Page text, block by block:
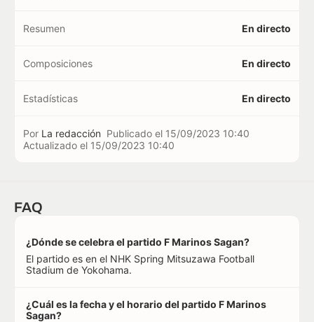
Resumen En directo
Composiciones En directo
Estadísticas En directo
Por La redacción Publicado el 15/09/2023 10:40
Actualizado el 15/09/2023 10:40
FAQ
¿Dónde se celebra el partido F Marinos Sagan?
El partido es en el NHK Spring Mitsuzawa Football
Stadium de Yokohama.
¿Cuál es la fecha y el horario del partido F Marinos
Sagan?